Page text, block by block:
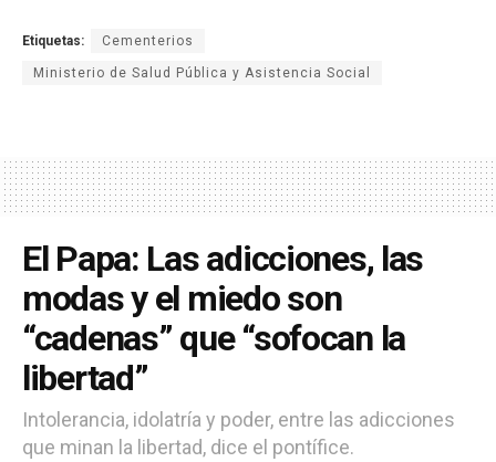
Etiquetas: Cementerios
Ministerio de Salud Pública y Asistencia Social
El Papa: Las adicciones, las
modas y el miedo son
“cadenas” que “sofocan la
libertad”
Intolerancia, idolatría y poder, entre las adicciones
que minan la libertad, dice el pontífice.